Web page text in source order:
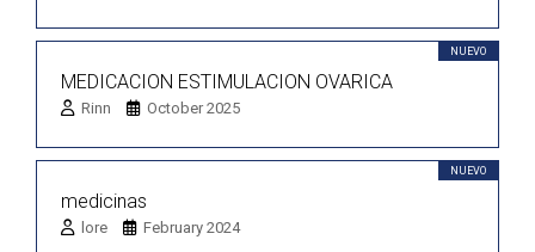
NUEVO
MEDICACION ESTIMULACION OVARICA
Rinn October 2025
NUEVO
medicinas
lore February 2024